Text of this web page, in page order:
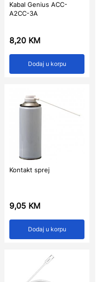
Kabal Genius ACC-
A2CC-3A
8,20 KM
Dodaj u korpu
Kontakt sprej
9,05 KM
Dodaj u korpu